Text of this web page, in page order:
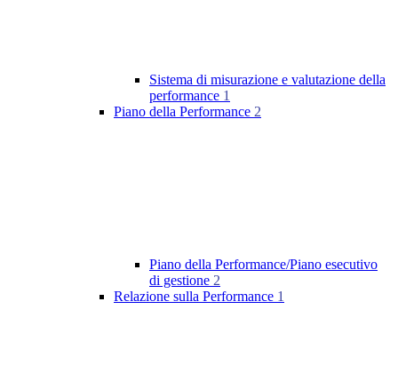
Sistema di misurazione e valutazione della
performance 1
Piano della Performance 2
Piano della Performance/Piano esecutivo
di gestione 2
Relazione sulla Performance 1